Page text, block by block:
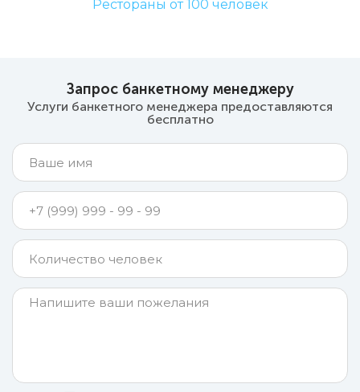
Рестораны от 100 человек
Запрос банкетному менеджеру
Услуги банкетного менеджера предоставляются
бесплатно